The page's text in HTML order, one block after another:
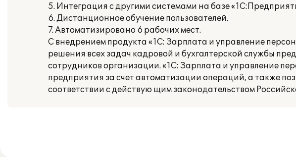
5. Интеграция с другими системами на базе
6. Дистанционное обучение пользователей.
7. Автоматизировано 6 рабочих мест.
С внедрением продукта «1С: Зарплата и управление
решения всех задач кадровой и бухгалтерской службы
сотрудников организации. «1С: Зарплата и управление
предприятия за счет автоматизации операций, а также
соответствии с действую щим законодательством